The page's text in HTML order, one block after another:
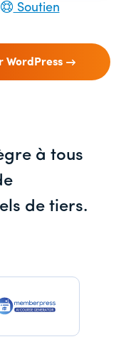
Soutien
WordPress
à tous
de tiers.